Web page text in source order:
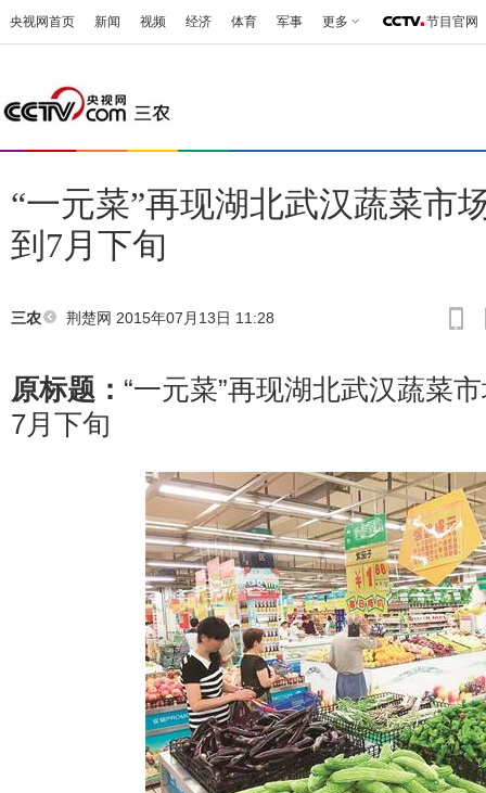
央视网首页 新闻 视频 经济 体育 军事 更多 节目官网
“一元菜”再现湖北武汉蔬菜市
到7月下旬
三农 荆楚网 2015年07月13日 11:28
原标题： “一元菜”再现湖北武汉蔬菜
7月下旬